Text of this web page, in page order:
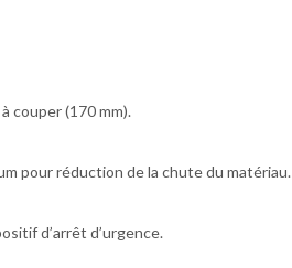
couper (170 mm).
pour réduction de la chute du matériau.
d’arrêt d’urgence.